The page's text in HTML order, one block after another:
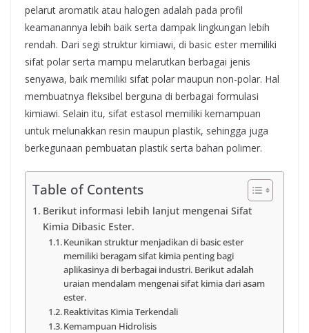
pelarut aromatik atau halogen adalah pada profil
keamanannya lebih baik serta dampak lingkungan lebih
rendah. Dari segi struktur kimiawi, di basic ester memiliki
sifat polar serta mampu melarutkan berbagai jenis
senyawa, baik memiliki sifat polar maupun non-polar. Hal
membuatnya fleksibel berguna di berbagai formulasi
kimiawi. Selain itu, sifat estasol memiliki kemampuan
untuk melunakkan resin maupun plastik, sehingga juga
berkegunaan pembuatan plastik serta bahan polimer.
Table of Contents
Berikut informasi lebih lanjut mengenai Sifat
Kimia Dibasic Ester.
Keunikan struktur menjadikan di basic ester
memiliki beragam sifat kimia penting bagi
aplikasinya di berbagai industri. Berikut adalah
uraian mendalam mengenai sifat kimia dari asam
ester.
Reaktivitas Kimia Terkendali
Kemampuan Hidrolisis